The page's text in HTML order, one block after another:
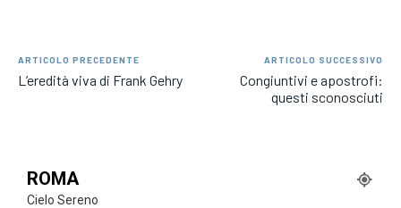
ARTICOLO PRECEDENTE
L’eredità viva di Frank Gehry
ARTICOLO SUCCESSIVO
Congiuntivi e apostrofi:
questi sconosciuti
ROMA
Cielo Sereno